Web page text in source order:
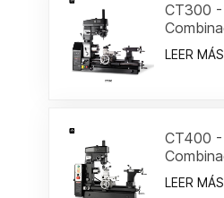
CT300 -
torno/
3/5"
LEER MÁS
CT400 -
torno/
3/4"
LEER MÁS